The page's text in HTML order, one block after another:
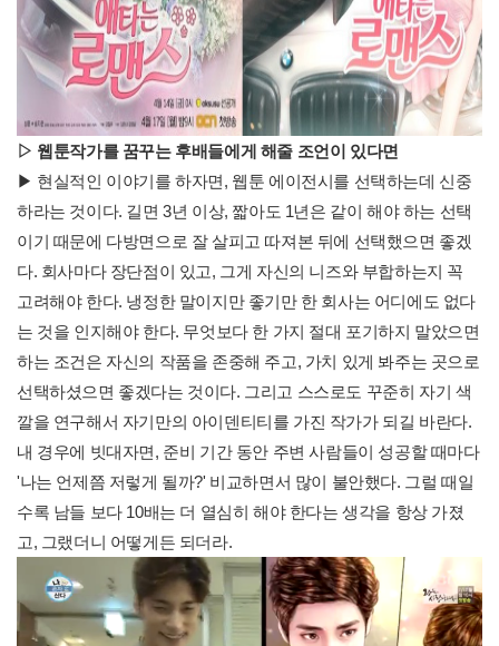
▷ 웹툰작가를 꿈꾸는 후배들에게 해줄 조언이 있다면
▶ 현실적인 이야기를 하자면, 웹툰 에이전시를 선택하는데 신중
하라는 것이다. 길면 3년 이상, 짧아도 1년은 같이 해야 하는 선택
이기 때문에 다방면으로 잘 살피고 따져본 뒤에 선택했으면 좋겠
다. 회사마다 장단점이 있고, 그게 자신의 니즈와 부합하는지 꼭
고려해야 한다. 냉정한 말이지만 좋기만 한 회사는 어디에도 없다
는 것을 인지해야 한다. 무엇보다 한 가지 절대 포기하지 말았으면
하는 조건은 자신의 작품을 존중해 주고, 가치 있게 봐주는 곳으로
선택하셨으면 좋겠다는 것이다. 그리고 스스로도 꾸준히 자기 색
깔을 연구해서 자기만의 아이덴티티를 가진 작가가 되길 바란다.
내 경우에 빗대자면, 준비 기간 동안 주변 사람들이 성공할 때마다
'나는 언제쯤 저렇게 될까?' 비교하면서 많이 불안했다. 그럴 때일
수록 남들 보다 10배는 더 열심히 해야 한다는 생각을 항상 가졌
고, 그랬더니 어떻게든 되더라.